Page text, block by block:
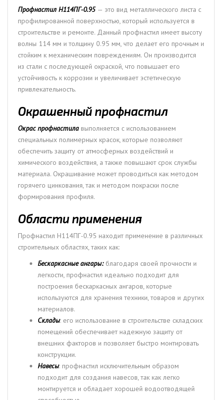
Профнастил H114ПГ-0.95 — это вид металлического листа с
профилированной поверхностью, который используется в
строительстве и ремонте. Данный профнастил имеет высоту
волны 114 мм и толщину 0.95 мм, что делает его прочным и
стойким к механическим повреждениям. Он производится
из стали с последующей окраской, что повышает его
устойчивость к коррозии и увеличивает эстетическую
привлекательность.
Окрашенный профнастил
Окрас профнастилавыполняется с использованием
специальных полимерных красок, которые позволяют
обеспечить защиту от атмосферных воздействий и
химического воздействия, а также повышают срок службы
материала. Окрашивание может проводиться как методом
горячего цинкования, так и методом покраски после
формирования профиля.
Области применения
Профнастил H114ПГ-0.95 находит применение в различных
строительных областях, таких как:
Бескаркасные ангары:благодаря своей прочности и
легкости, профнастил идеально подходит для
построения бескаркасных ангаров, которые
используются для хранения техники, товаров и других
материалов.
Склады: его использование в строительстве складских
помещений обеспечивает надежную защиту от
внешних факторов и позволяет быстро монтировать
конструкции.
Навесы: профнастил исключительным образом
подходит для создания навесов, так как легко
монтируется и обладает хорошей водоотводящей